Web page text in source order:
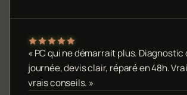
« PC qui ne démarrait plus. Diagnostic
journée, devis clair, réparé en 48h.
vrais conseils. »